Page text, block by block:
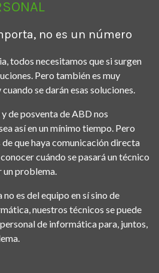
no es un número
todos necesitamos que si surgen
Pero también es muy
se darán esas soluciones.
de posventa de ABD nos
así en un mínimo tiempo. Pero
que haya comunicación directa
cuándo se pasará un técnico
un problema.
es del equipo en sí sino de
nuestros técnicos se puede
de informática para, juntos,